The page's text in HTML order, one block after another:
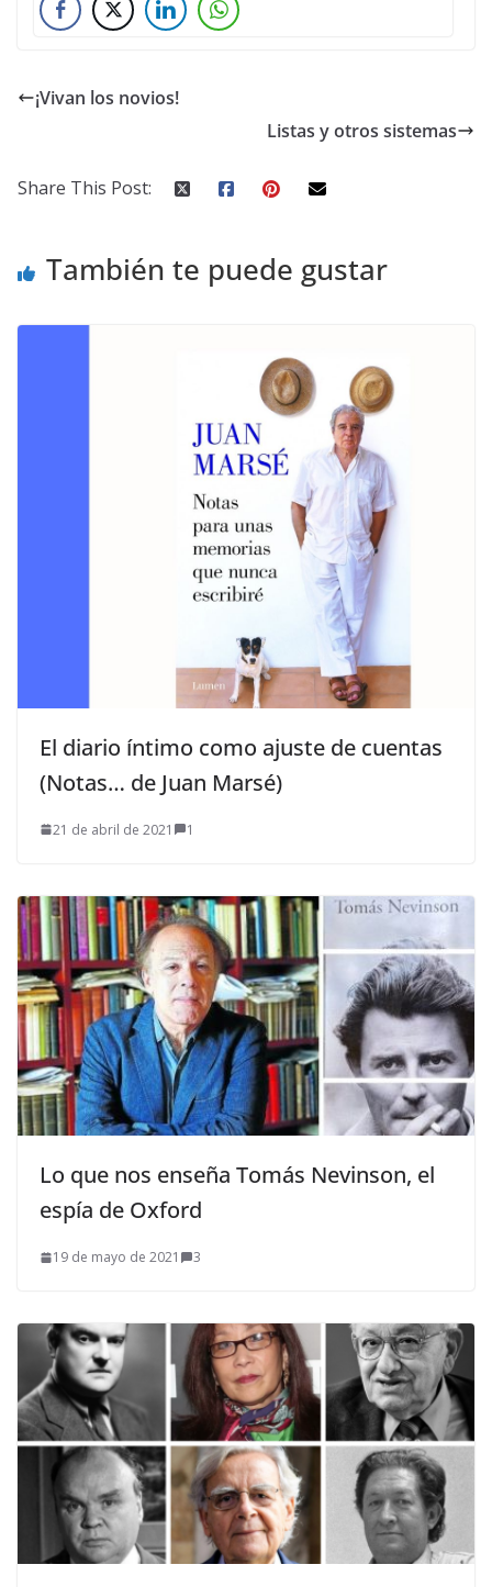
¡Vivan los novios!
Listas y otros sistemas
Share This Post:
También te puede gustar
El diario íntimo como ajuste de cuentas
(Notas… de Juan Marsé)
21 de abril de 2021 1
Lo que nos enseña Tomás Nevinson, el
espía de Oxford
19 de mayo de 2021 3